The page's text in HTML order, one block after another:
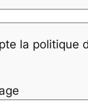
la politique